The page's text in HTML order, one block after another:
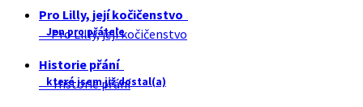
Pro Lilly, její kočičenstvo
Jen pro přátele
Pro Lilly, její kočičenstvo
Historie přání
které jsem již dostal(a)
Historie přání